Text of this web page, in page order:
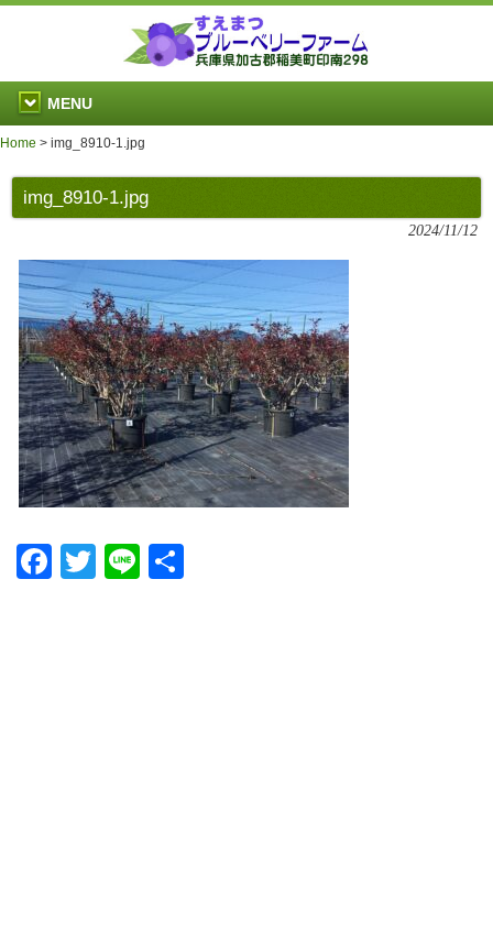
MENU
Home > img_8910-1.jpg
img_8910-1.jpg
2024/11/12
Facebook
Twitter
Line